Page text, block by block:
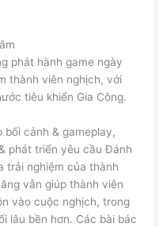
phát hành game ngày
thành viên nghịch, với
tiêu khiển Gia Công.
cảnh & gameplay,
phát triển yêu cầu Đánh
trải nghiệm của thành
vẫn giúp thành viên
vào cuộc nghịch, trong
lâu bền hơn. Các bài bác